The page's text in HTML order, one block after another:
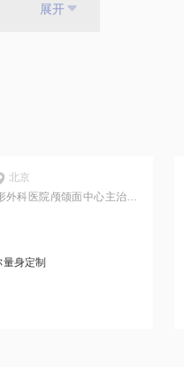
展开
北京
外科医院颅颌面中心主治医
身定制